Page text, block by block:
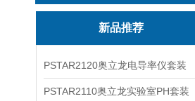
新品推荐
PSTAR2120奥立龙电导率仪套装
PSTAR2110奥立龙实验室PH套装